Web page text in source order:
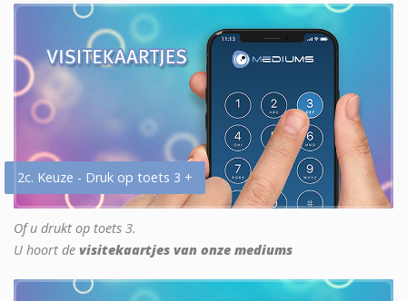
2c. Keuze - Druk op toets 3 +
Of u drukt op toets 3.
U hoort de visitekaartjes van onze mediums